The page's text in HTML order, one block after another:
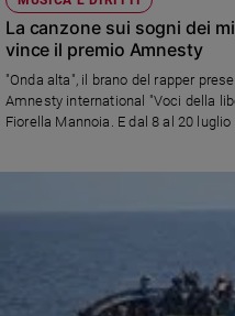
La canzone sui sogni dei
vince il premio Amnesty
"Onda alta", il brano del rapper
Amnesty international "Voci della libertà" battendo tra gli altri
Fiorella Mannoia. E dal 8 al 20